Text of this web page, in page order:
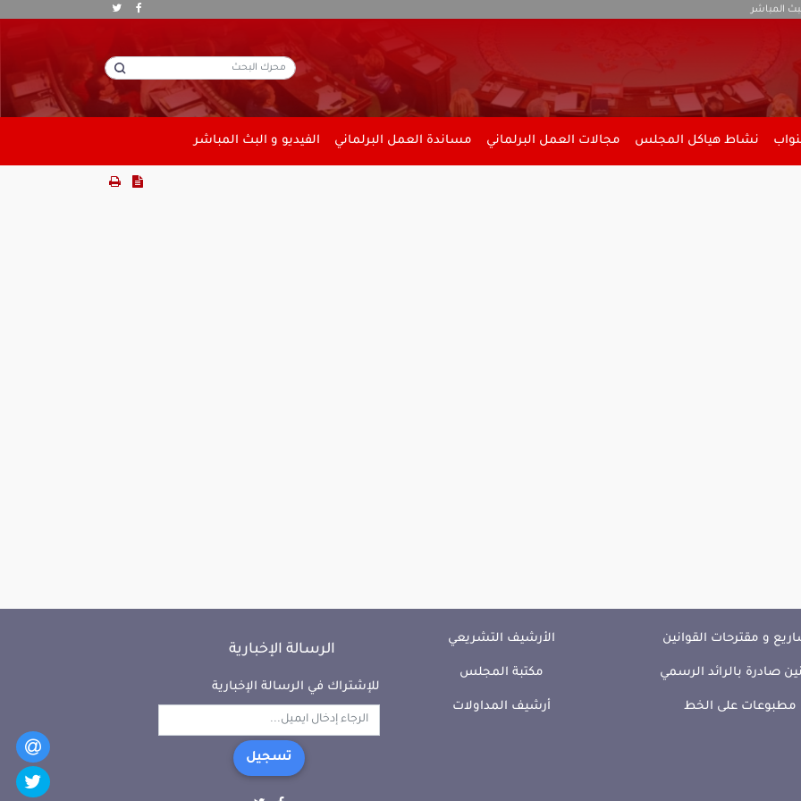
المباشر
نشاط هياكل المجلس مجالات العمل البرلماني مساندة العمل البرلماني الفيديو و البث المباشر
و مقترحات القوانين
صادرة بالرائد الرسمي
مطبوعات على الخط
الأرشيف التشريعي
مكتبة المجلس
أرشيف المداولات
الرسالة الإخبارية
للإشتراك في الرسالة الإخبارية
تسجيل